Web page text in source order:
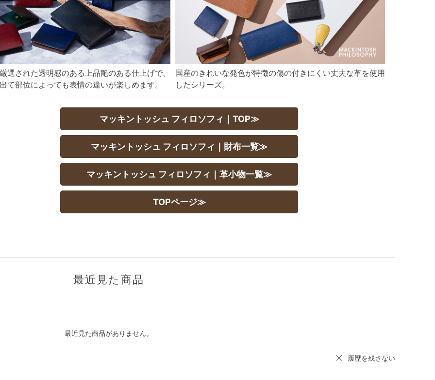
選された透明感のある上品艶のある仕上げで、
て部位によっても表情の違いが楽しめます。
国産のきれいな発色が特徴の傷の付きにくい丈夫な革を使用
したシリーズ。
マッキントッシュ フィロソフィ｜TOP≫
マッキントッシュ フィロソフィ｜財布一覧≫
マッキントッシュ フィロソフィ｜革小物一覧≫
TOPページ≫
最近見た商品
最近見た商品がありません。
履歴を残さない